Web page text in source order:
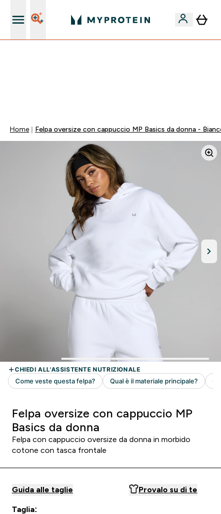
Home Felpa oversize con cappuccio MP Basics da donna -
Felpa oversize con cappuccio MP
Basics da donna
Felpa con cappuccio oversize da donna in morbido
cotone con tasca frontale
Guida alle taglie Provalo su di te
Taglia: